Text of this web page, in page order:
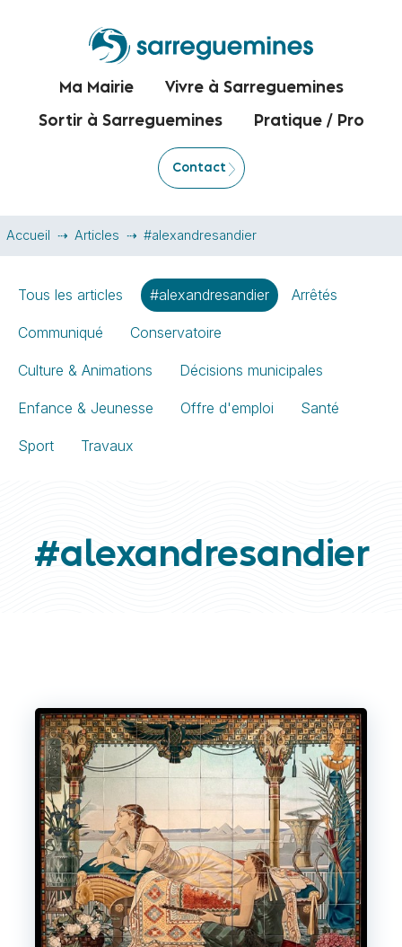
Ma Mairie Vivre à Sarreguemines
Sortir à Sarreguemines Pratique / Pro
Contact
Accueil Articles #alexandresandier
Tous les articles #alexandresandier Arrêtés
Communiqué Conservatoire
Culture & Animations Décisions municipales
Enfance & Jeunesse Offre d'emploi Santé
Sport Travaux
#alexandresandier